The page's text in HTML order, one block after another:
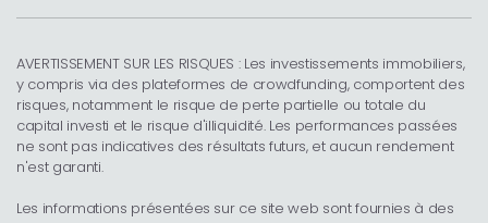
AVERTISSEMENT SUR LES RISQUES : Les investissements immobiliers,
y compris via des plateformes de crowdfunding, comportent des
risques, notamment le risque de perte partielle ou totale du
capital investi et le risque d'illiquidité. Les performances passées
ne sont pas indicatives des résultats futurs, et aucun rendement
n'est garanti.
Les informations présentées sur ce site web sont fournies à des